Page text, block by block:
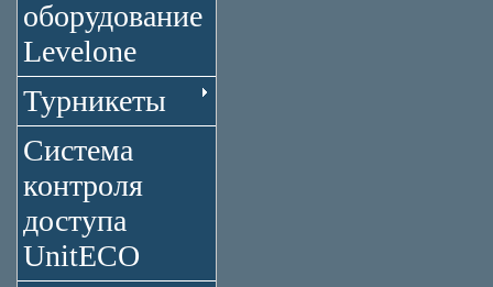
оборудование
Levelone
Турникеты
Система
контроля
доступа
UnitECO